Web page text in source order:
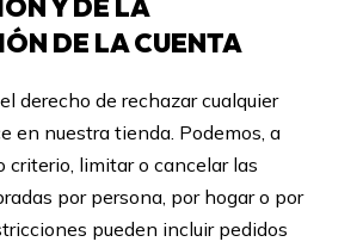
Y DE LA
DE LA CUENTA
derecho de rechazar cualquier
en nuestra tienda. Podemos, a
criterio, limitar o cancelar las
por persona, por hogar o por
pueden incluir pedidos